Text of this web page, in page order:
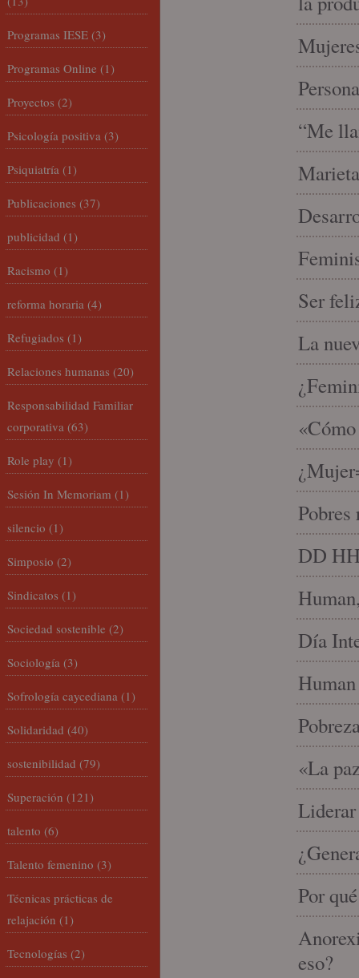
“Me
Ser
La
DD
Día
«La
Liderar
Por
eso?
Programas IESE (3)
Programas Online (1)
Proyectos (2)
Psicología positiva (3)
Psiquiatría (1)
Publicaciones (37)
publicidad (1)
Racismo (1)
reforma horaria (4)
Refugiados (1)
Relaciones humanas (20)
Responsabilidad Familiar
corporativa (63)
Role play (1)
Sesión In Memoriam (1)
silencio (1)
Simposio (2)
Sindicatos (1)
Sociedad sostenible (2)
Sociología (3)
Sofrología caycediana (1)
Solidaridad (40)
sostenibilidad (79)
Superación (121)
talento (6)
Talento femenino (3)
Técnicas prácticas de
relajación (1)
Tecnologías (2)